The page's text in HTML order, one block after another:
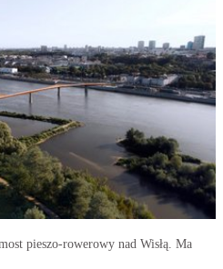
pieszo-rowerowy nad Wisłą. Ma